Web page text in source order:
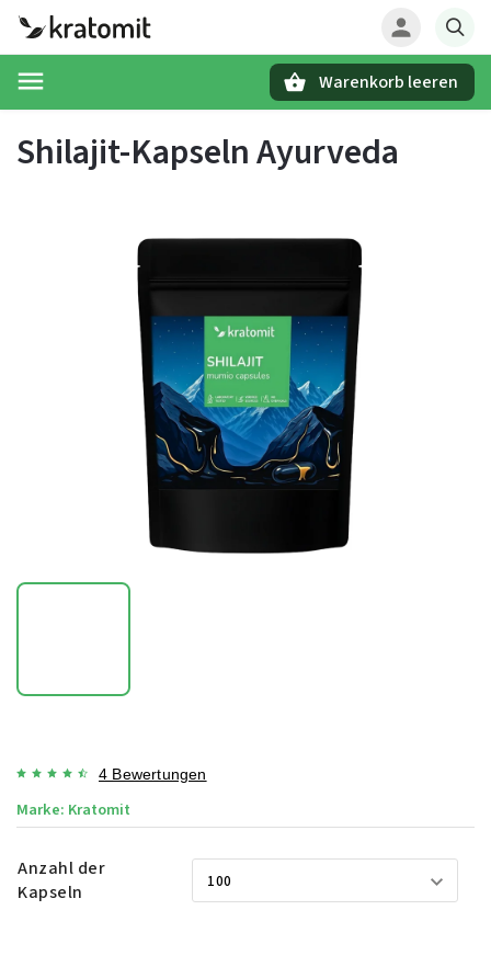
Warenkorb leeren
Shilajit-Kapseln Ayurveda
4 Bewertungen
Marke: Kratomit
Anzahl der
Kapseln